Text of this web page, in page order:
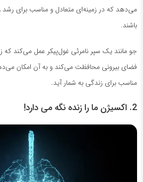
می‌دهد که در زمینه‌ای متعادل و مناسب برای رشد
باشند.
جو مانند یک سپر نامرئی غول‌پیکر عمل می‌کند که
فضای بیرونی محافظت می‌کند و به آن امکان
مناسب برای زندگی به شمار آید.
2. اکسیژن ما را زنده نگه می دارد!